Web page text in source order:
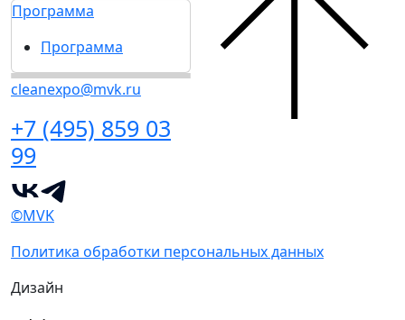
Программа
Программа
cleanexpo@mvk.ru
+7 (495) 859 03
99
©MVK
Политика обработки персональных данных
Дизайн